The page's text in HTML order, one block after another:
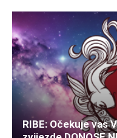
RIBE: Očekuje vas